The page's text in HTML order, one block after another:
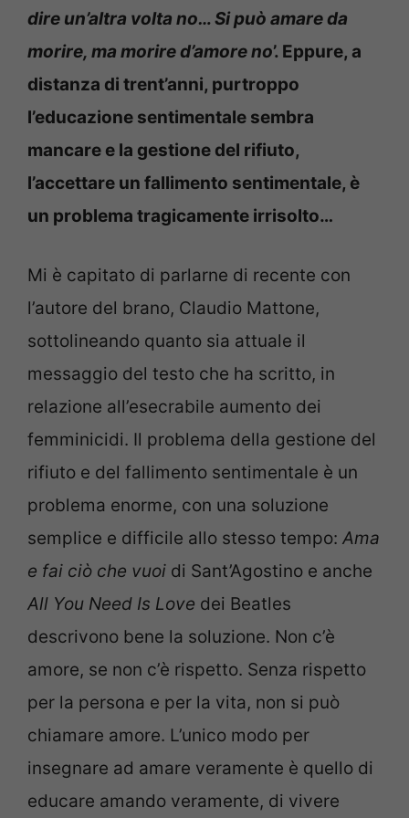
dire un’altra volta no… Si può amare da
morire, ma morire d’amore no’. Eppure, a
distanza di trent’anni, purtroppo
l’educazione sentimentale sembra
mancare e la gestione del rifiuto,
l’accettare un fallimento sentimentale, è
un problema tragicamente irrisolto…
Mi è capitato di parlarne di recente con
l’autore del brano, Claudio Mattone,
sottolineando quanto sia attuale il
messaggio del testo che ha scritto, in
relazione all’esecrabile aumento dei
femminicidi. Il problema della gestione del
rifiuto e del fallimento sentimentale è un
problema enorme, con una soluzione
semplice e difficile allo stesso tempo: Ama
e fai ciò che vuoi di Sant’Agostino e anche
All You Need Is Love dei Beatles
descrivono bene la soluzione. Non c’è
amore, se non c’è rispetto. Senza rispetto
per la persona e per la vita, non si può
chiamare amore. L’unico modo per
insegnare ad amare veramente è quello di
educare amando veramente, di vivere